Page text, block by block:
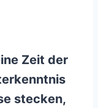
Zeit der
stecken,